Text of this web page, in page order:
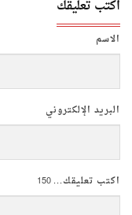
اكتب تعليقك
الاسم
البريد الإلكتروني
اكتب تعليقك...150